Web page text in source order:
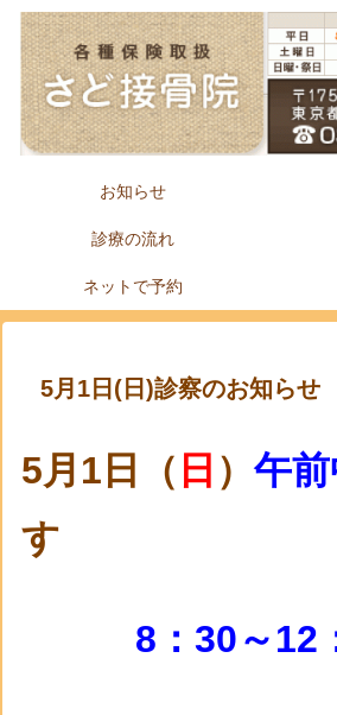
お知らせ
診療の流れ
ネットで予約
5月1日(日)診察のお知らせ
5月1 日（ 日 ）午
す
8：30～12